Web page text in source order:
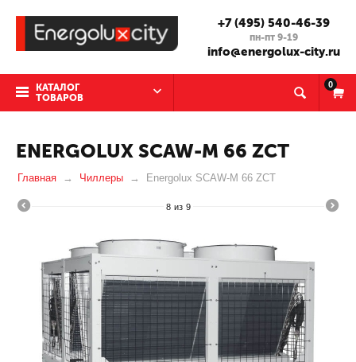
+7 (495) 540-46-39
пн-пт 9-19
info@energolux-city.ru
КАТАЛОГ
ТОВАРОВ
0
ENERGOLUX SCAW-M 66 ZCT
Главная Чиллеры Energolux SCAW-M 66 ZCT
8 из 9